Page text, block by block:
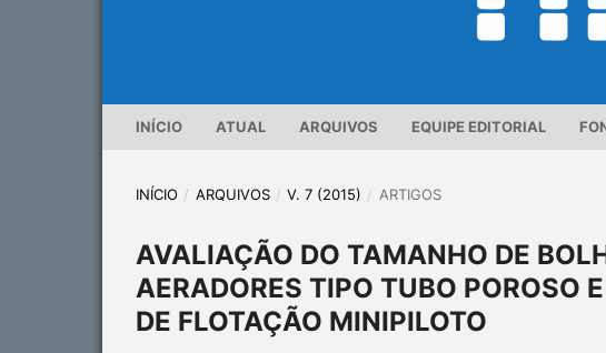
INÍCIO ATUAL ARQUIVOS EQUIPE EDITORIAL
INÍCIO / ARQUIVOS / V. 7 (2015) / ARTIGOS
AVALIAÇÃO DO TAMANHO DE
AERADORES TIPO TUBO POROSO
DE FLOTAÇÃO MINIPILOTO